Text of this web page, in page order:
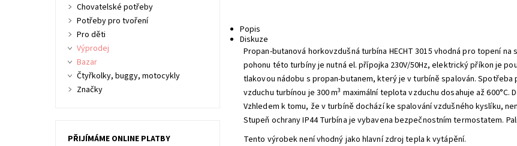
Popis
Diskuze
Propan-butanová horkovzdušná turbína HECHT 3015 vhodná pro topení
pohonu této turbíny je nutná el. přípojka 230V/50Hz, elektrický příkon je
tlakovou nádobu s propan-butanem, který je v turbíně spalován. Spotřeba
vzduchu turbínou je 300 m3 maximální teplota vzduchu dosahuje až
Vzhledem k tomu, že v turbíně dochází ke spalování vzdušného kyslíku,
Stupeň ochrany IP44 Turbína je vybavena bezpečnostním termostatem.
Tento výrobek není vhodný jako hlavní zdroj tepla k vytápění.
Chovatelské potřeby
Potřeby pro tvoření
Pro děti
Výprodej
Bazar
Čtyřkolky, buggy, motocykly
Značky
PŘIJÍMÁME ONLINE PLATBY